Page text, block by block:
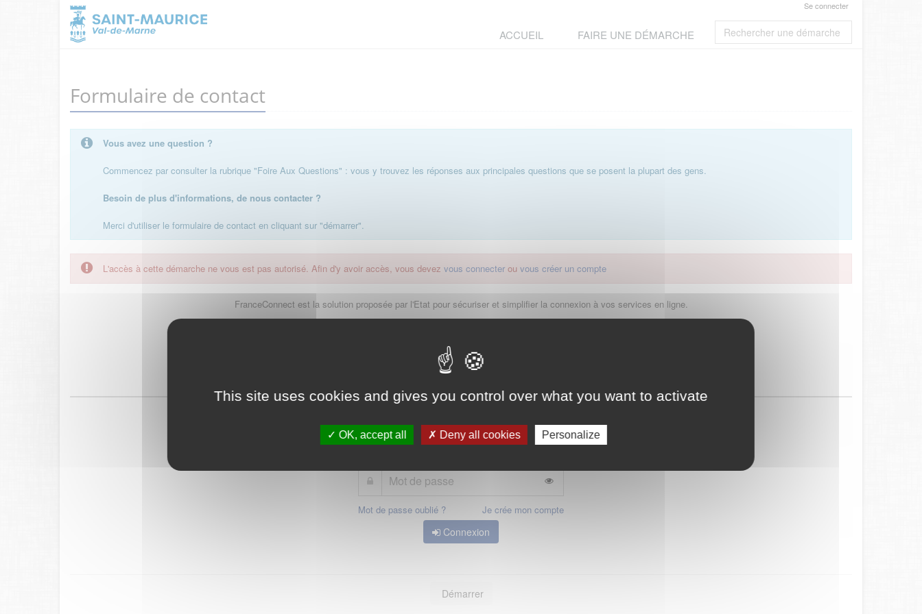
This site uses cookies and gives you control over what you want to activate
OK, accept all Deny all cookies Personalize
Se connecter
ACCUEIL FAIRE UNE DÉMARCHE
Formulaire de contact
Vous avez une question ?
Commencez par consulter la rubrique "Foire Aux Questions" : vous y trouvez les réponses aux principales questions que se posent la plupart des gens.
Besoin de plus d'informations, de nous contacter ?
Merci d'utiliser le formulaire de contact en cliquant sur "démarrer".
L'accès à cette démarche ne vous est pas autorisé. Afin d'y avoir accès, vous devez vous connecter ou vous créer un compte
FranceConnect est la solution proposée par l'Etat pour sécuriser et simplifier la connexion à vos services en ligne.
Qu'est-ce que FranceConnect ?
ou
Mot de passe oublié ? Je crée mon compte
Connexion
Démarrer